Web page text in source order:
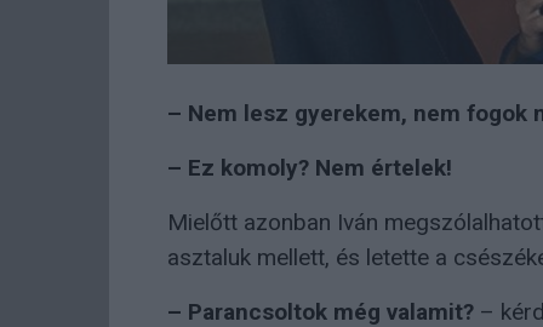
– Nem lesz gyerekem, nem fogok
– Ez komoly? Nem értelek!
Mielőtt azonban Iván
asztaluk mellett, és letette a
– Parancsoltok még valamit? –